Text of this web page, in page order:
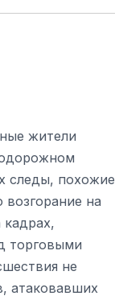
жители
следы, похожие
на
торговыми
не
атаковавших